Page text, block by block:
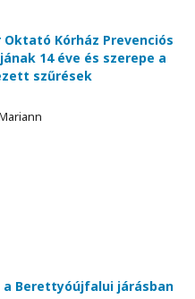
Oktató Kórház Prevenciós
14 éve és szerepe a
szűrések
Berettyóújfalui járásban